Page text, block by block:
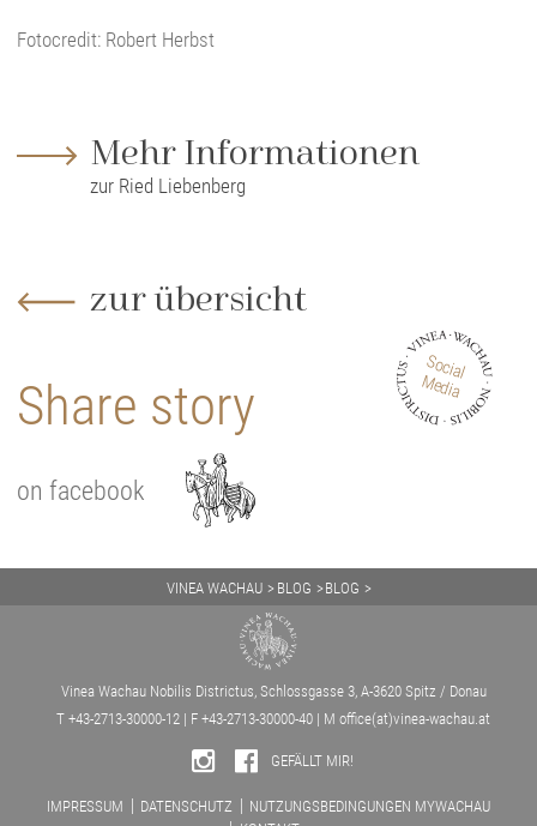
Fotocredit: Robert Herbst
Mehr Informationen
zur Ried Liebenberg
zur übersicht
Social
Media
Share story
on facebook
VINEA WACHAU BLOG
BLOG
WACHAUER LAGEN IM FOKUS: DÜRNSTEINER LIEBENBERG
Vinea Wachau Nobilis Districtus, Schlossgasse 3, A-3620 Spitz / Donau
T +43-2713-30000-12 | F +43-2713-30000-40 | M office(at)vinea-wachau.at
GEFÄLLT MIR!
IMPRESSUM DATENSCHUTZ
NUTZUNGSBEDINGUNGEN MYWACHAU